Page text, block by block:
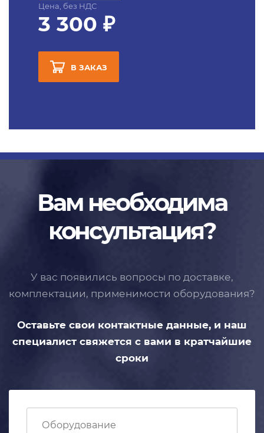
Цена, без НДС
3 300 ₽
В ЗАКАЗ
Вам необходима
консультация?
У вас появились вопросы по доставке,
комплектации, применимости оборудования?
Оставьте свои контактные данные, и наш
специалист свяжется с вами в кратчайшие
сроки